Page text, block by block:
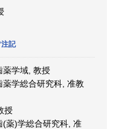
記
薬学域, 教授
学総合研究科, 准教
授
薬)学総合研究科, 准